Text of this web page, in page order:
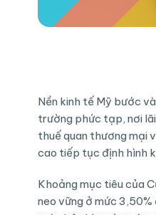
Nền kinh tế Mỹ bước
trường phức tạp, nơi
thuế quan thương mại
cao tiếp tục định hình
Khoảng mục tiêu của
neo vững ở mức